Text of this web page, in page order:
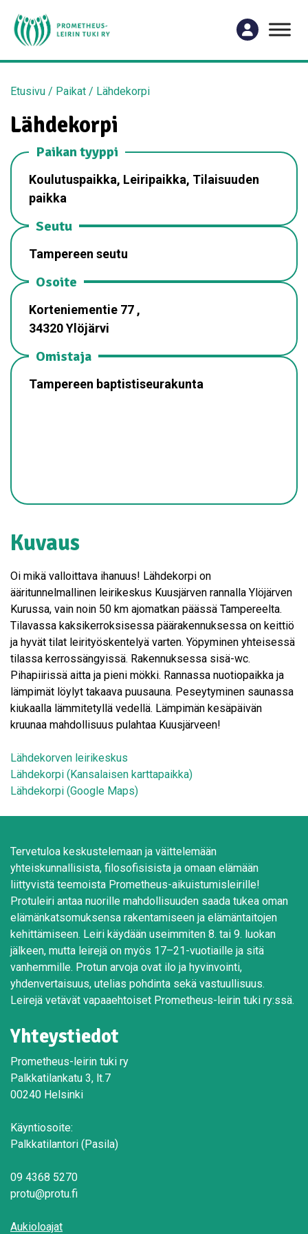
Etusivu / Paikat / Lähdekorpi
Lähdekorpi
Paikan tyyppi
Koulutuspaikka, Leiripaikka, Tilaisuuden
paikka
Seutu
Tampereen seutu
Osoite
Korteniementie 77 ,
34320 Ylöjärvi
Omistaja
Tampereen baptistiseurakunta
Kuvaus
Oi mikä valloittava ihanuus! Lähdekorpi on
ääritunnelmallinen leirikeskus Kuusjärven rannalla Ylöjärven
Kurussa, vain noin 50 km ajomatkan päässä Tampereelta.
Tilavassa kaksikerroksisessa päärakennuksessa on keittiö
ja hyvät tilat leirityöskentelyä varten. Yöpyminen yhteisessä
tilassa kerrossängyissä. Rakennuksessa sisä-wc.
Pihapiirissä aitta ja pieni mökki. Rannassa nuotiopaikka ja
lämpimät löylyt takaava puusauna. Peseytyminen saunassa
kiukaalla lämmitetyllä vedellä. Lämpimän kesäpäivän
kruunaa mahdollisuus pulahtaa Kuusjärveen!
Lähdekorven leirikeskus
Lähdekorpi (Kansalaisen karttapaikka)
Lähdekorpi (Google Maps)
Tervetuloa keskustelemaan ja väittelemään
yhteiskunnallisista, filosofisisista ja omaan elämään
liittyvistä teemoista Prometheus-aikuistumisleirille!
Protuleiri antaa nuorille mahdollisuuden saada tukea oman
elämänkatsomuksensa rakentamiseen ja elämäntaitojen
kehittämiseen. Leiri käydään useimmiten 8. tai 9. luokan
jälkeen, mutta leirejä on myös 17–21-vuotiaille ja sitä
vanhemmille. Protun arvoja ovat ilo ja hyvinvointi,
yhdenvertaisuus, utelias pohdinta sekä vastuullisuus.
Leirejä vetävät vapaaehtoiset Prometheus-leirin tuki ry:ssä.
Yhteystiedot
Prometheus-leirin tuki ry
Palkkatilankatu 3, lt.7
00240 Helsinki
Käyntiosoite:
Palkkatilantori (Pasila)
09 4368 5270
protu@protu.fi
Aukioloajat